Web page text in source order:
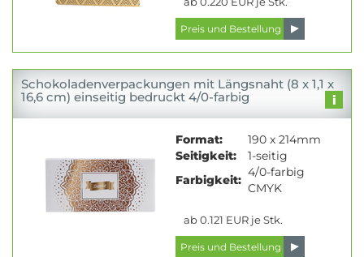
Schokoladenverpackungen mit Längsnaht (8 x 1,1 x
16,6 cm) einseitig bedruckt 4/0-farbig
Format:
190 x 214mm
Seitigkeit:
1-seitig
Farbigkeit:
4/0-farbig
CMYK
ab 0.121 EUR je Stk.